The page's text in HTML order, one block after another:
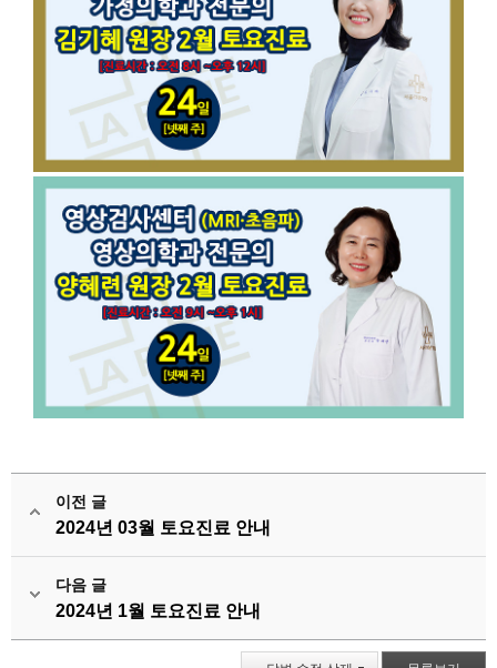
이전 글
2024년 03월 토요진료 안내
다음 글
2024년 1월 토요진료 안내